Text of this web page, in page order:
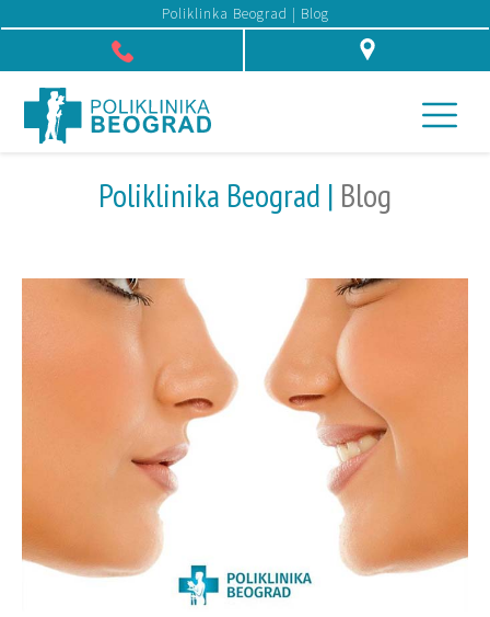
Poliklinka Beograd | Blog
Poliklinika Beograd | Blog